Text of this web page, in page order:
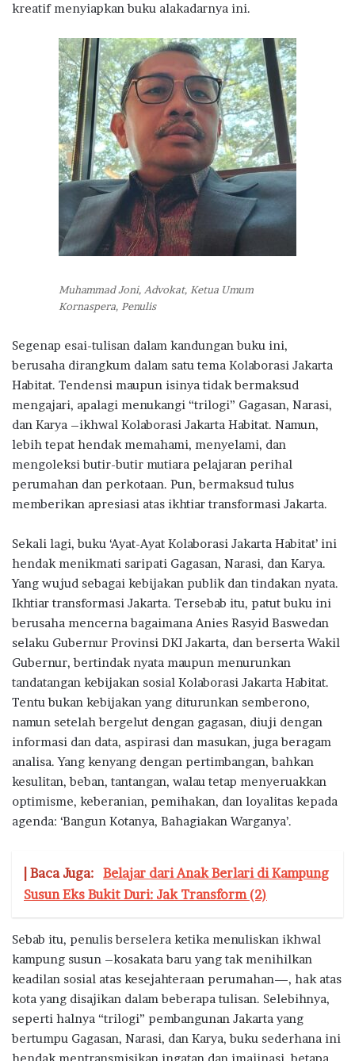
kreatif menyiapkan buku alakadarnya ini.
Muhammad Joni, Advokat, Ketua Umum
Kornaspera, Penulis
Segenap esai-tulisan dalam kandungan buku ini,
berusaha dirangkum dalam satu tema Kolaborasi Jakarta
Habitat. Tendensi maupun isinya tidak bermaksud
mengajari, apalagi menukangi “trilogi” Gagasan, Narasi,
dan Karya –ikhwal Kolaborasi Jakarta Habitat. Namun,
lebih tepat hendak memahami, menyelami, dan
mengoleksi butir-butir mutiara pelajaran perihal
perumahan dan perkotaan. Pun, bermaksud tulus
memberikan apresiasi atas ikhtiar transformasi Jakarta.
Sekali lagi, buku ‘Ayat-Ayat Kolaborasi Jakarta Habitat’ ini
hendak menikmati saripati Gagasan, Narasi, dan Karya.
Yang wujud sebagai kebijakan publik dan tindakan nyata.
Ikhtiar transformasi Jakarta. Tersebab itu, patut buku ini
berusaha mencerna bagaimana Anies Rasyid Baswedan
selaku Gubernur Provinsi DKI Jakarta, dan berserta Wakil
Gubernur, bertindak nyata maupun menurunkan
tandatangan kebijakan sosial Kolaborasi Jakarta Habitat.
Tentu bukan kebijakan yang diturunkan semberono,
namun setelah bergelut dengan gagasan, diuji dengan
informasi dan data, aspirasi dan masukan, juga beragam
analisa. Yang kenyang dengan pertimbangan, bahkan
kesulitan, beban, tantangan, walau tetap menyeruakkan
optimisme, keberanian, pemihakan, dan loyalitas kepada
agenda: ‘Bangun Kotanya, Bahagiakan Warganya’.
| Baca Juga: Belajar dari Anak Berlari di Kampung
Susun Eks Bukit Duri: Jak Transform (2)
Sebab itu, penulis berselera ketika menuliskan ikhwal
kampung susun –kosakata baru yang tak menihilkan
keadilan sosial atas kesejahteraan perumahan—, hak atas
kota yang disajikan dalam beberapa tulisan. Selebihnya,
seperti halnya “trilogi” pembangunan Jakarta yang
bertumpu Gagasan, Narasi, dan Karya, buku sederhana ini